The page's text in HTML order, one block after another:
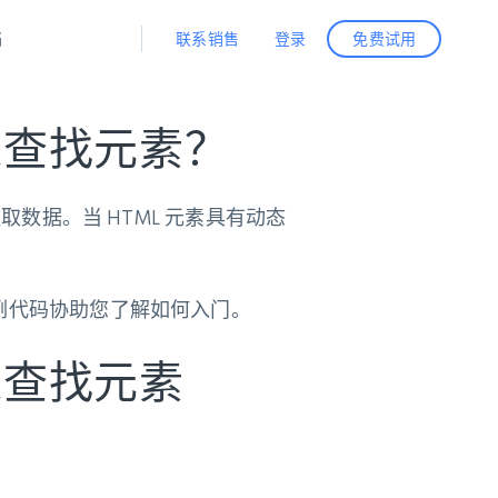
零售情报
企业级数据服务
Deep Lookup 测试版
在海量级网页数据上运行复杂
初创企业计划
演示智能体
公司
联盟推荐
Bright SDK
登录
联系销售 免费试用
找元素？
数据。当 HTML 元素具有动态
码协助您了解如何入门。
找元素